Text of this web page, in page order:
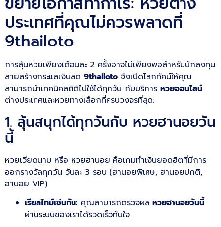
ประเทศที่คุณไม่ควรพลาดที่
9thailoto
การลุ้นหวยเพียงเดือนละ 2 ครั้งอาจไม่เพียงพอสำหรับนักลงทุน
สายสร้างกระแสเงินสด 9thailoto จึงเปิดโลกทัศน์ให้คุณ
สามารถนำเทคนิคสถิติไปใช้ได้ทุกวัน กับบริการ หวยออนไลน์
ต่างประเทศและหวยทางเลือกที่ครบวงจรที่สุด:
1. ลุ้นสนุกได้ทุกวันกับ หวยฮานอยวัน
นี้
หวยเวียดนาม หรือ หวยฮานอย คือเกมทำเงินยอดฮิตที่มีการ
ออกรางวัลทุกวัน วันละ 3 รอบ (ฮานอยพิเศษ, ฮานอยปกติ,
ฮานอย VIP)
เรียลไทม์เช่นกัน: คุณสามารถตรวจผล หวยฮานอยวันนี้
ผ่านระบบของเราได้รวดเร็วทันใจ